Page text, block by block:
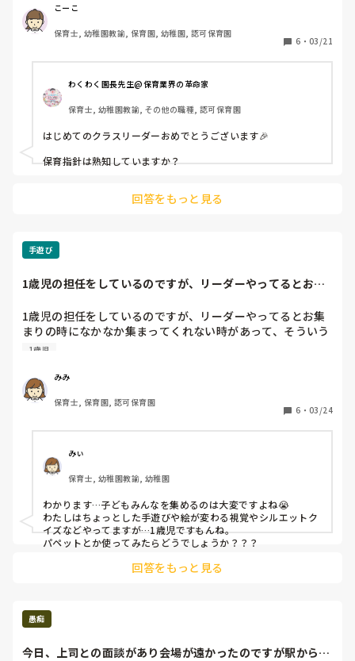
みなさんには、「こういう保育をしたい！」「こういうクラ
スにしたい」というような方向性がありますか？
例えばどんな保育を目指しているか、どのようにしてその方
針を決めたのか、と言うお話をお聞きしたいです。
なかなか自分の保育観が定まらず、不安でいっぱいで…
こーこ
保育士, 幼稚園教諭, 保育園, 幼稚園, 認可保育園
6 ・ 03/21
わくわく園長先生@保育業界の革命家
保育士, 幼稚園教諭, その他の職種, 認可保育園
はじめてのクラスリーダーおめでとうございます🎉
保育指針は熟知していますか？
回答をもっと見る
手遊び
1歳児の担任をしているのですが、リーダーやってるとお集
1歳児の担任をしているのですが、リーダーやってるとお集
まりの時になかなか集まってくれない時があって、そういう
時ってどうしたら良いですかね…
視覚教材があると結構集まってくれるのですが、もうネタ切
れで…💦
1歳児
みみ
保育士, 保育園, 認可保育園
6 ・ 03/24
みぃ
保育士, 幼稚園教諭, 幼稚園
わかります…子どもみんなを集めるのは大変ですよね😭
わたしはちょっとした手遊びや絵が変わる視覚やシルエットク
イズなどやってますが…1歳児ですもんね。
パペットとか使ってみたらどうでしょうか？？？
回答をもっと見る
愚痴
今日、上司との面談があり会場が遠かったのですが駅から近